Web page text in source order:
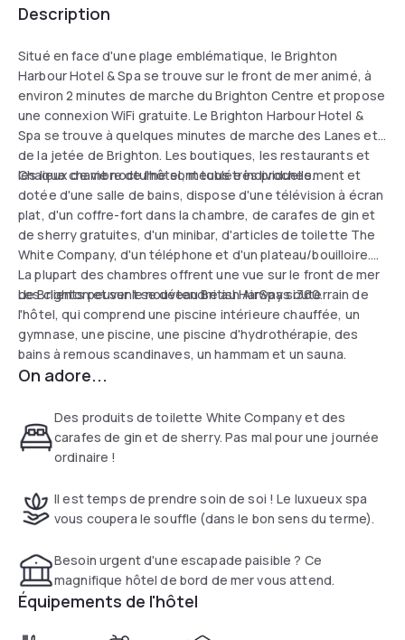
Description
Situé en face d'une plage emblématique, le Brighton
Harbour Hotel & Spa se trouve sur le front de mer animé, à
environ 2 minutes de marche du Brighton Centre et propose
une connexion WiFi gratuite. Le Brighton Harbour Hotel &
Spa se trouve à quelques minutes de marche des Lanes et
de la jetée de Brighton. Les boutiques, les restaurants et
les lieux de vie nocturne sont tous très proches.
Chaque chambre de l'hôtel, meublée individuellement et
dotée d'une salle de bains, dispose d'une télévision à écran
plat, d'un coffre-fort dans la chambre, de carafes de gin et
de sherry gratuites, d'un minibar, d'articles de toilette The
White Company, d'un téléphone et d'un plateau/bouilloire.
La plupart des chambres offrent une vue sur le front de mer
de Brighton et sur le nouveau British Airways i360.
Les clients peuvent se détendre au HarSpa souterrain de
l'hôtel, qui comprend une piscine intérieure chauffée, un
gymnase, une piscine, une piscine d'hydrothérapie, des
bains à remous scandinaves, un hammam et un sauna.
On adore...
Des produits de toilette White Company et des
carafes de gin et de sherry. Pas mal pour une journée
ordinaire !
Il est temps de prendre soin de soi ! Le luxueux spa
vous coupera le souffle (dans le bon sens du terme).
Besoin urgent d'une escapade paisible ? Ce
magnifique hôtel de bord de mer vous attend.
Équipements de l'hôtel